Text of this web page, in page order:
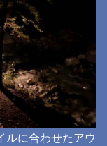
ルに合わせたアウ